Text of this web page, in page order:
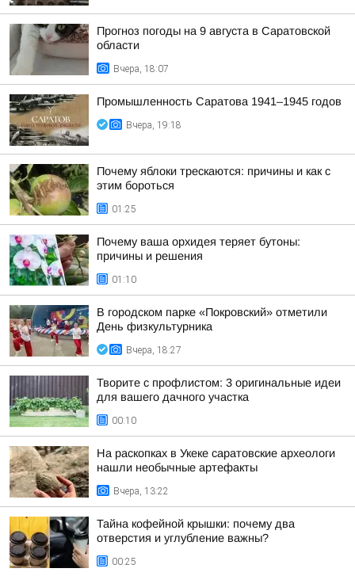
Прогноз погоды на 9 августа в Саратовской
области
Вчера, 18:07
Промышленность Саратова 1941–1945 годов
Вчера, 19:18
Почему яблоки трескаются: причины и как с
этим бороться
01:25
Почему ваша орхидея теряет бутоны:
причины и решения
01:10
В городском парке «Покровский» отметили
День физкультурника
Вчера, 18:27
Творите с профлистом: 3 оригинальные идеи
для вашего дачного участка
00:10
На раскопках в Укеке саратовские археологи
нашли необычные артефакты
Вчера, 13:22
Тайна кофейной крышки: почему два
отверстия и углубление важны?
00:25